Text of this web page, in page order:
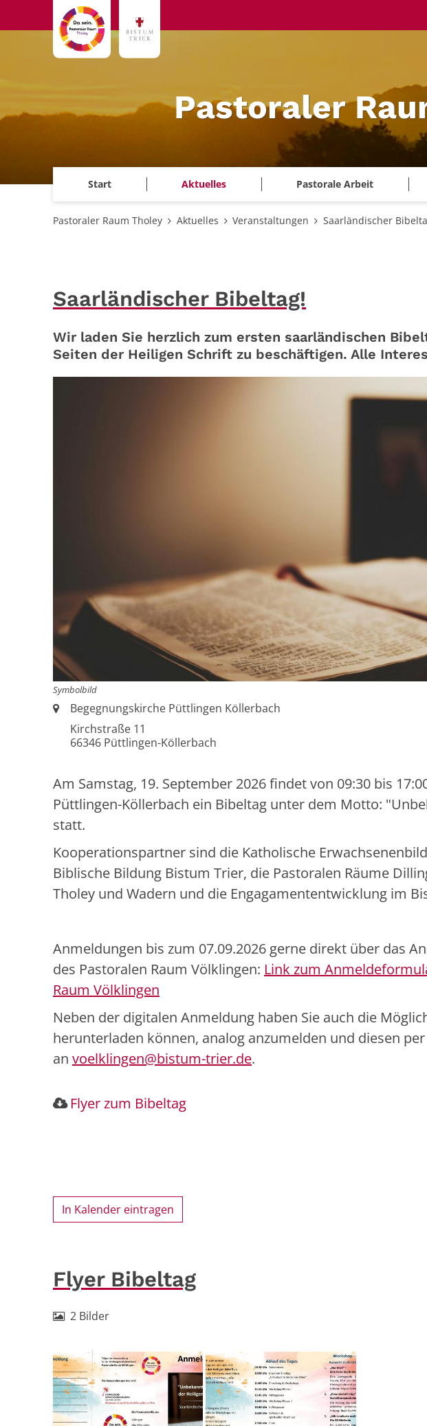
Zum Inhalt springen
Pastoraler
Start Aktuelles Pastorale Arbeit
Pastoraler Raum Tholey Aktuelles Veranstaltungen Saarländischer
Saarländischer Bibeltag!
Wir laden Sie herzlich zum ersten saarländischen
Seiten der Heiligen Schrift zu beschäftigen. Alle
Symbolbild
Ort:Begegnungskirche Püttlingen Köllerbach
Kirchstraße 11
66346 Püttlingen-Köllerbach
Am Samstag, 19. September 2026 findet von 09:30 bis
Püttlingen-Köllerbach ein Bibeltag unter dem Motto:
statt.
Kooperationspartner sind die Katholische
Biblische Bildung Bistum Trier, die Pastoralen Räume
Tholey und Wadern und die Engagamententwicklung im
Anmeldungen bis zum 07.09.2026 gerne direkt über das
des Pastoralen Raum Völklingen: Link zum
Raum Völklingen
Neben der digitalen Anmeldung haben Sie auch die
herunterladen können, analog anzumelden und diesen
an voelklingen@bistum-trier.de.
Flyer zum Bibeltag
In Kalender eintragen
Flyer Bibeltag
2 Bilder